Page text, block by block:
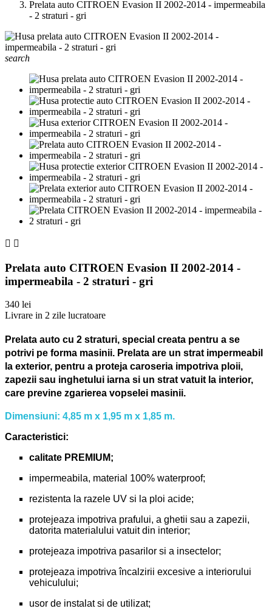
Prelata auto CITROEN Evasion II 2002-2014 - impermeabila
- 2 straturi - gri
search
 
Prelata auto CITROEN Evasion II 2002-2014 -
impermeabila - 2 straturi - gri
340 lei
Livrare in 2 zile lucratoare
Prelata auto cu 2 straturi, special creata pentru a se
potrivi pe forma masinii. Prelata are un strat impermeabil
la exterior, pentru a proteja caroseria impotriva ploii,
zapezii sau inghetului iarna si un strat vatuit la interior,
care previne zgarierea vopselei masinii.
Dimensiuni: 4,85 m x 1,95 m x 1,85 m.
Caracteristici:
calitate PREMIUM;
impermeabila, material 100% waterproof;
rezistenta la razele UV si la ploi acide;
protejeaza impotriva prafului, a ghetii sau a zapezii,
datorita materialului vatuit din interior;
protejeaza impotriva pasarilor si a insectelor;
protejeaza impotriva încalzirii excesive a interiorului
vehiculului;
usor de instalat si de utilizat;